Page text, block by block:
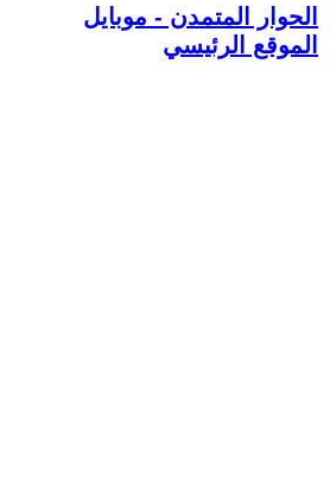
الحوار المتمدن - موبايل
الموقع الرئيسي